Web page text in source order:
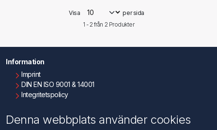
Visa
per sida
1 - 2 från 2 Produkter
Information
Imprint
DIN EN ISO 9001 & 14001
Integritetspolicy
Kontakta oss
Denna webbplats använder cookies